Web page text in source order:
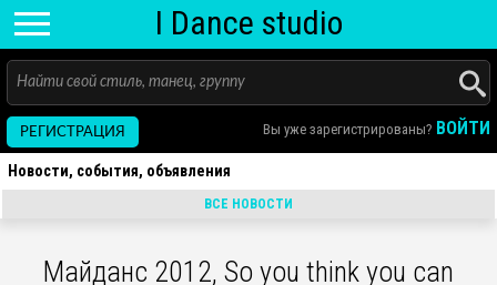
I Dance studio
Вы уже зарегистрированы? ВОЙТИ
РЕГИСТРАЦИЯ
Новости, события, объявления
ВСЕ НОВОСТИ
Майданс 2012, So you think you can